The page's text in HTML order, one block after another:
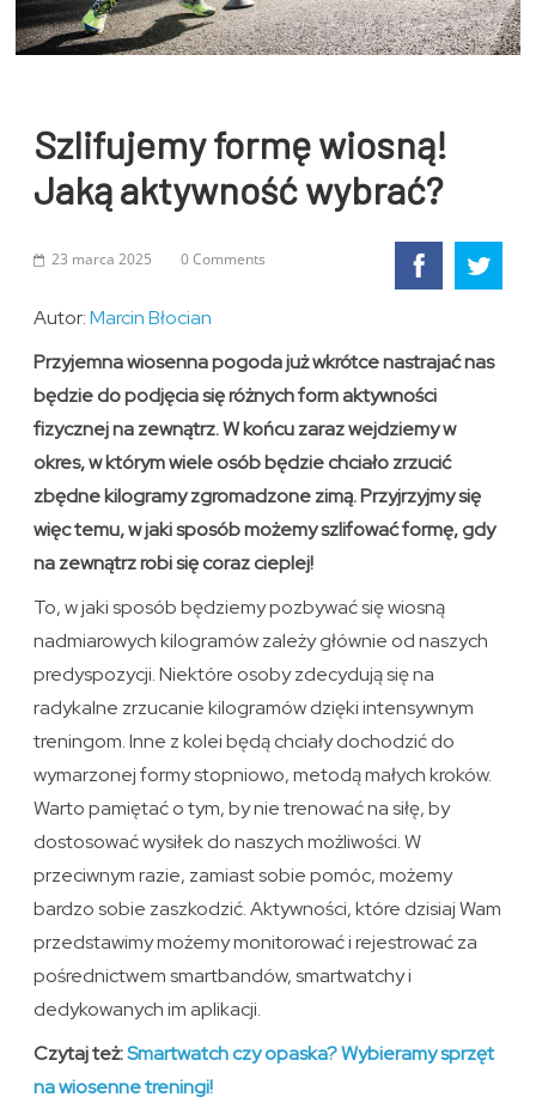
Szlifujemy formę wiosną!
Jaką aktywność wybrać?
23 marca 2025 0 Comments
Autor:Marcin Błocian
Przyjemna wiosenna pogoda już wkrótce nastrajać nas
będzie do podjęcia się różnych form aktywności
fizycznej na zewnątrz. W końcu zaraz wejdziemy w
okres, w którym wiele osób będzie chciało zrzucić
zbędne kilogramy zgromadzone zimą. Przyjrzyjmy się
więc temu, w jaki sposób możemy szlifować formę, gdy
na zewnątrz robi się coraz cieplej!
To, w jaki sposób będziemy pozbywać się wiosną
nadmiarowych kilogramów zależy głównie od naszych
predyspozycji. Niektóre osoby zdecydują się na
radykalne zrzucanie kilogramów dzięki intensywnym
treningom. Inne z kolei będą chciały dochodzić do
wymarzonej formy stopniowo, metodą małych kroków.
Warto pamiętać o tym, by nie trenować na siłę, by
dostosować wysiłek do naszych możliwości. W
przeciwnym razie, zamiast sobie pomóc, możemy
bardzo sobie zaszkodzić. Aktywności, które dzisiaj Wam
przedstawimy możemy monitorować i rejestrować za
pośrednictwem smartbandów, smartwatchy i
dedykowanych im aplikacji.
Czytaj też:Smartwatch czy opaska? Wybieramy sprzęt
na wiosenne treningi!